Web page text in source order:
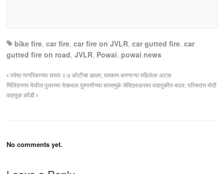
bike fire, car fire, car fire on JVLR, car gutted fire, car
gutted fire on road, JVLR, Powai, powai news
ज्येष्ठ नागरिकाच्या घरात २.७ कोटीचा डल्ला; घरकाम करणाऱ्या महिलेला अटक
मिलिंदनगर येथील पुलाच्या देखभाल दुरुस्तीच्या कामामुळे जेविएलआरवर वाहतुकीत बदल; परिसरात मोठी
वाहतूक कोंडी
No comments yet.